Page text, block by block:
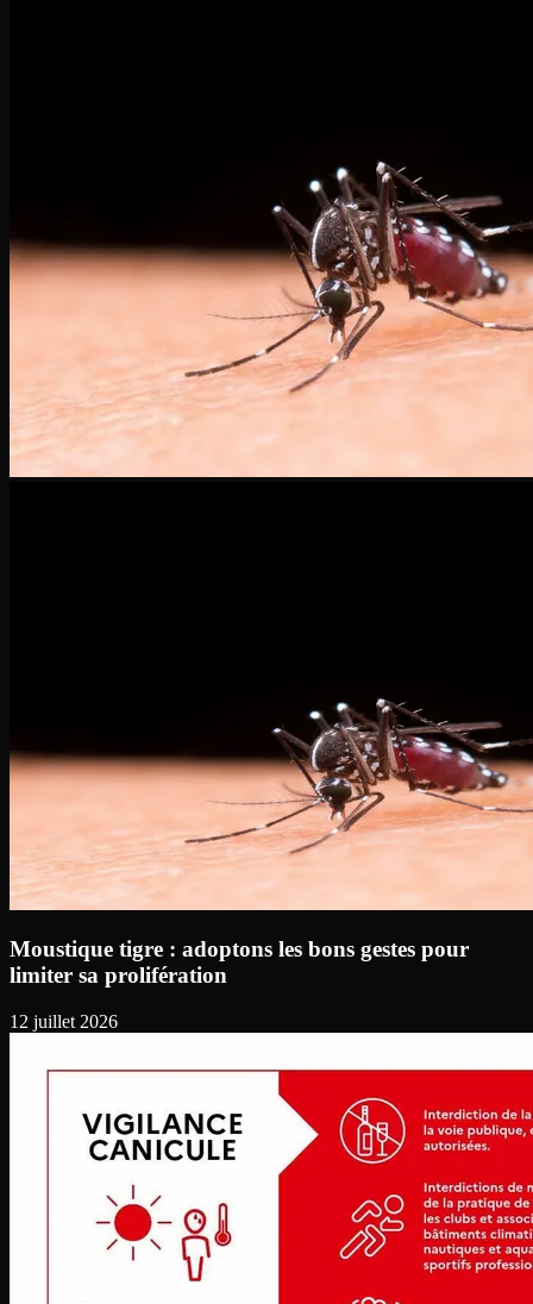
Moustique tigre : adoptons les bons gestes pour
limiter sa prolifération
12 juillet 2026